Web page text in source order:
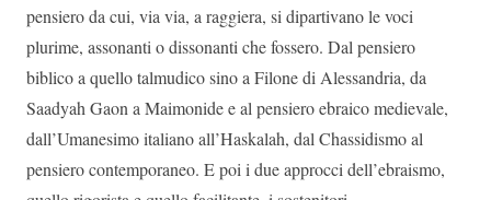
pensiero da cui, via via, a raggiera, si dipartivano le voci
plurime, assonanti o dissonanti che fossero. Dal pensiero
biblico a quello talmudico sino a Filone di Alessandria, da
Saadyah Gaon a Maimonide e al pensiero ebraico medievale,
dall’Umanesimo italiano all’Haskalah, dal Chassidismo al
pensiero contemporaneo. E poi i due approcci dell’ebraismo,